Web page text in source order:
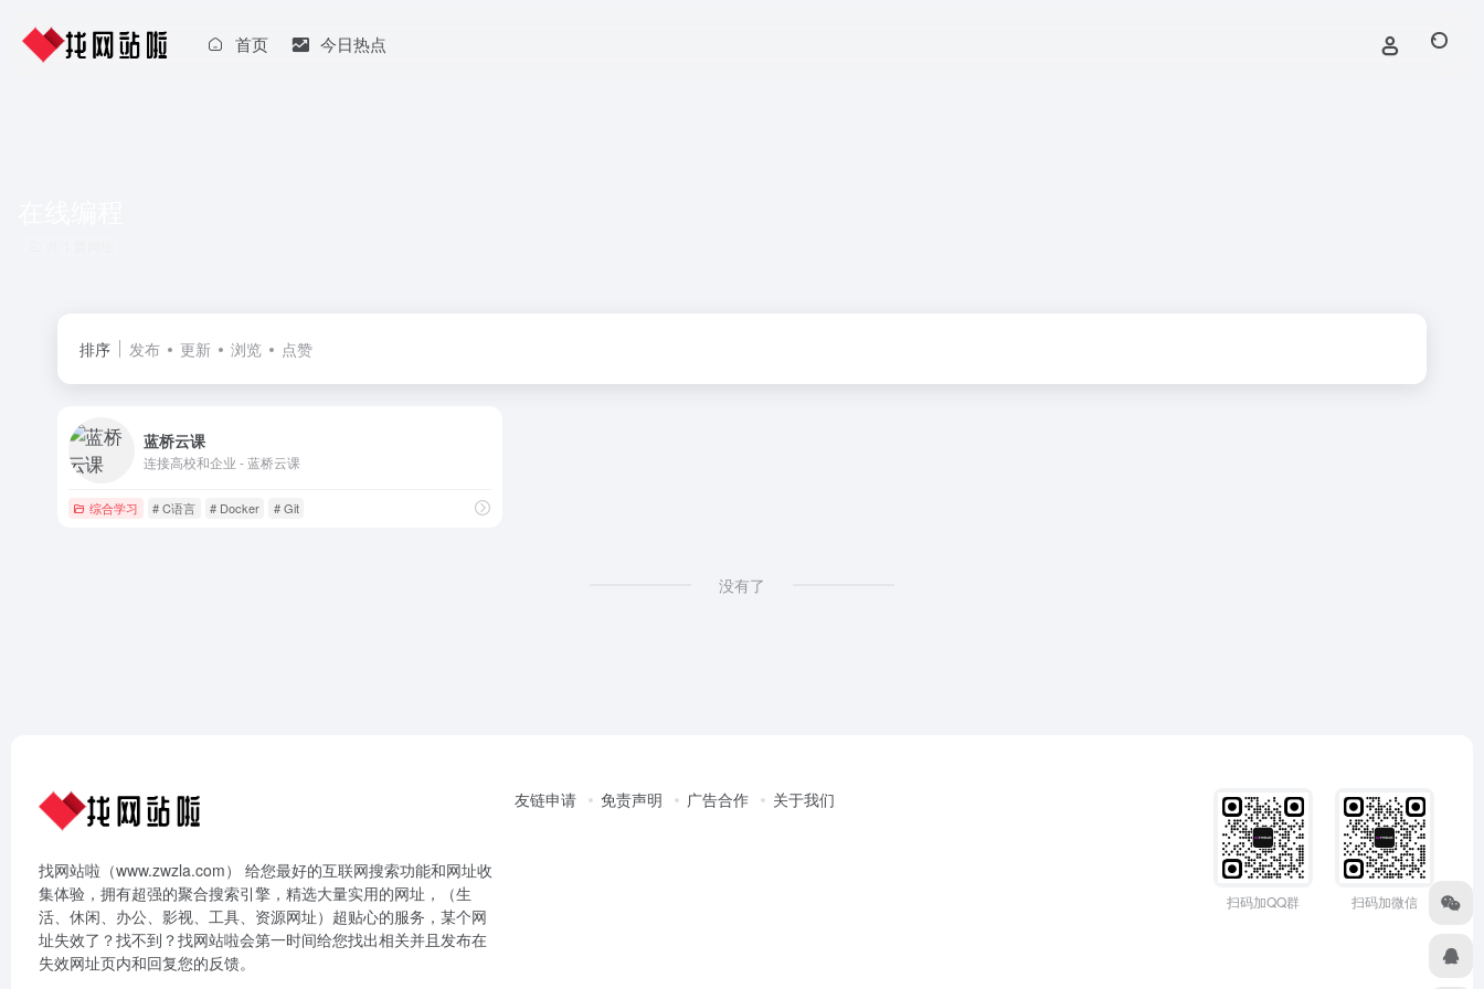
首页 今日热点
排序 发布 更新 浏览 点赞
蓝桥云课
连接高校和企业 - 蓝桥云课
综合学习 # C语言 # Docker # Git
没有了
找网站啦（www.zwzla.com） 给您最好的互联网搜索功能和网址收
集体验，拥有超强的聚合搜索引擎，精选大量实用的网址，（生
活、休闲、办公、影视、工具、资源网址）超贴心的服务，某个网
址失效了？找不到？找网站啦会第一时间给您找出相关并且发布在
失效网址页内和回复您的反馈。
友链申请 免责声明 广告合作 关于我们
扫码加QQ群 扫码加微信